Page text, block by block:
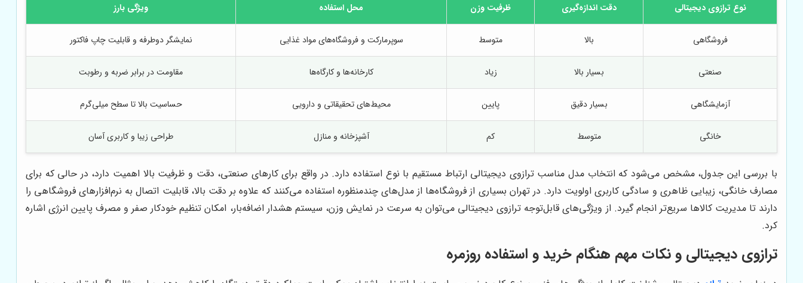
نوع ترازوی دیجیتالی دقت اندازه‌گیری ظرفیت وزن محل استفاده ویژگی بارز
فروشگاهی بالا متوسط سوپرمارکت و فروشگاه‌های مواد غذایی نمایشگر دوطرفه و قابلیت چاپ فاکتور
صنعتی بسیار بالا زیاد کارخانه‌ها و کارگاه‌ها مقاومت در برابر ضربه و رطوبت
آزمایشگاهی بسیار دقیق پایین محیط‌های تحقیقاتی و دارویی حساسیت بالا تا سطح میلی‌گرم
خانگی متوسط کم آشپزخانه و منازل طراحی زیبا و کاربری آسان
با بررسی این جدول، مشخص می‌شود که انتخاب مدل مناسب ترازوی دیجیتالی ارتباط مستقیم با نوع استفاده دارد. در واقع برای کارهای صنعتی، دقت و ظرفیت بالا اهمیت دارد، در حالی که برای
مصارف خانگی، زیبایی ظاهری و سادگی کاربری اولویت دارد. در تهران بسیاری از فروشگاه‌ها از مدل‌های چندمنظوره استفاده می‌کنند که علاوه بر دقت بالا، قابلیت اتصال به نرم‌افزارهای فروشگاهی را
دارند تا مدیریت کالاها سریع‌تر انجام گیرد. از ویژگی‌های قابل‌توجه ترازوی دیجیتالی می‌توان به سرعت در نمایش وزن، سیستم هشدار اضافه‌بار، امکان تنظیم خودکار صفر و مصرف پایین انرژی اشاره
کرد.
ترازوی دیجیتالی و نکات مهم هنگام خرید و استفاده روزمره